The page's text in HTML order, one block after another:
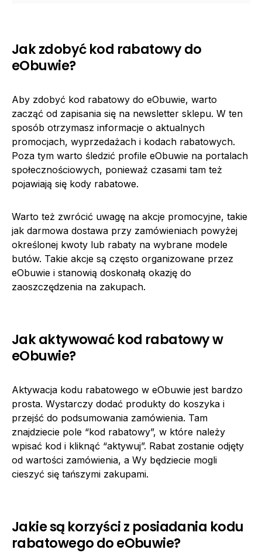
Jak zdobyć kod rabatowy do
eObuwie?
Aby zdobyć kod rabatowy do eObuwie, warto
zacząć od zapisania się na newsletter sklepu. W ten
sposób otrzymasz informacje o aktualnych
promocjach, wyprzedażach i kodach rabatowych.
Poza tym warto śledzić profile eObuwie na portalach
społecznościowych, ponieważ czasami tam też
pojawiają się kody rabatowe.
Warto też zwrócić uwagę na akcje promocyjne, takie
jak darmowa dostawa przy zamówieniach powyżej
określonej kwoty lub rabaty na wybrane modele
butów. Takie akcje są często organizowane przez
eObuwie i stanowią doskonałą okazję do
zaoszczędzenia na zakupach.
Jak aktywować kod rabatowy w
eObuwie?
Aktywacja kodu rabatowego w eObuwie jest bardzo
prosta. Wystarczy dodać produkty do koszyka i
przejść do podsumowania zamówienia. Tam
znajdziecie pole “kod rabatowy”, w które należy
wpisać kod i kliknąć “aktywuj”. Rabat zostanie odjęty
od wartości zamówienia, a Wy będziecie mogli
cieszyć się tańszymi zakupami.
Jakie są korzyści z posiadania kodu
rabatowego do eObuwie?